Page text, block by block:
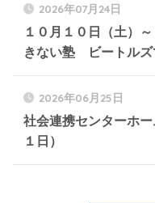
2026年07月24日
１０月１０日（土）
きない塾 ビートルズ
2026年06月25日
社会連携センターホ
１日）